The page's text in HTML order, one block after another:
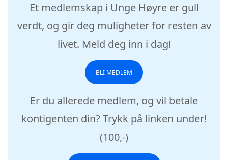
Et medlemskap i Unge Høyre er gull
verdt, og gir deg muligheter for resten av
livet. Meld deg inn i dag!
BLI MEDLEM
Er du allerede medlem, og vil betale
kontigenten din? Trykk på linken under!
(100,-)